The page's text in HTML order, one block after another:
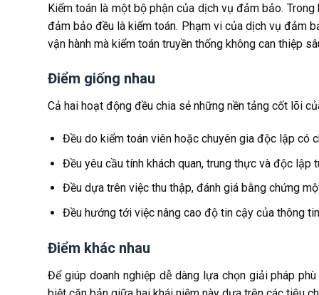
Kiểm toán là một bộ phận của dịch vụ đảm bảo.
đảm bảo đều là kiểm toán. Phạm vi của dịch vụ đảm
vận hành mà kiểm toán truyền thống không can thiệp
Điểm giống nhau
Cả hai hoạt động đều chia sẻ những nền tảng cốt lõi
Đều do kiểm toán viên hoặc chuyên gia độc lập có
Đều yêu cầu tính khách quan, trung thực và độc lập
Đều dựa trên việc thu thập, đánh giá bằng chứng
Đều hướng tới việc nâng cao độ tin cậy của thông
Điểm khác nhau
Để giúp doanh nghiệp dễ dàng lựa chọn giải pháp